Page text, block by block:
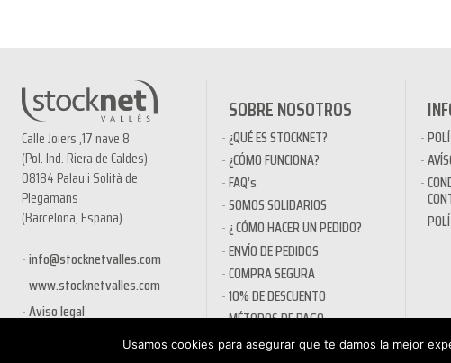
Calle Joiers ,17 nave 8
(Pol. Ind. Riera de Caldes)
08184 Palau i Solità de
Plegamans
(Barcelona, España)
info@stocknetvalles.com
www.stocknetvalles.com
Aviso legal
SOBRE NOSOTROS
¿QUÉ ES STOCKNET?
¿CÓMO FUNCIONA?
FAQ’s
SOMOS SOLIDARIOS
¿ CÓMO HACER UN PEDIDO?
ENVÍO DE PEDIDOS
COMPRA SEGURA
10% DE DESCUENTO
MÉTODOS DE PAGO
PRODUCTOS EN OFERTA
Usamos cookies para asegurar que te damos la mejor